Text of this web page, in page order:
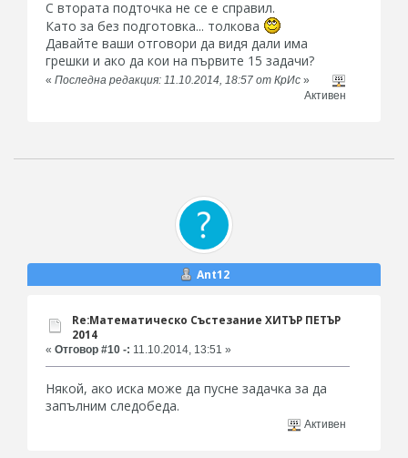
С втората подточка не се е справил.
Като за без подготовка... толкова
Давайте ваши отговори да видя дали има
грешки и ако да кои на първите 15 задачи?
« Последна редакция: 11.10.2014, 18:57 от КрИс »
Активен
Ant12
Re:Математическо Състезание ХИТЪР ПЕТЪР
2014
« Отговор #10 -: 11.10.2014, 13:51 »
Някой, ако иска може да пусне задачка за да
запълним следобеда.
Активен